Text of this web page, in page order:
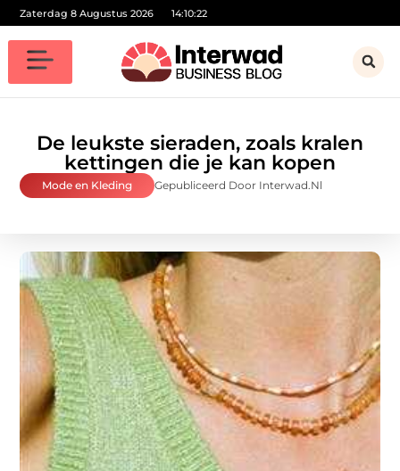
Zaterdag 8 Augustus 2026 14:10:24
De leukste sieraden, zoals kralen
kettingen die je kan kopen
Mode en Kleding Gepubliceerd Door Interwad.nl